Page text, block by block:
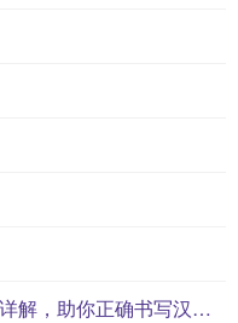
易的繁体字怎么写？这份易字繁体详解，助你正确书写汉字_汉字繁体学习